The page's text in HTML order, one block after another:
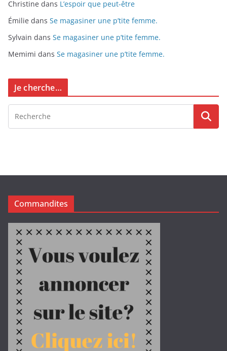
Christine dans L’espoir que peut-être
Émilie dans Se magasiner une p’tite femme.
Sylvain dans Se magasiner une p’tite femme.
Memimi dans Se magasiner une p’tite femme.
Je cherche…
Commandites